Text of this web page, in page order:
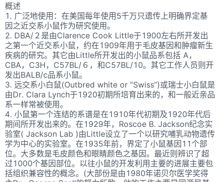
概述
1. 广泛地使用：在美国每年使用5千万只遗传上明确界定基
因之近交系小鼠作为研究使用。
2. DBA/２是由Clarence Cook Little于1900左右所开发出
之第一个近交系小鼠，约在1909年用于毛皮基因和肿瘤新生
疾病的研究。其它由Little所开发出的小鼠品系包括 A，
CBA，C3H，C57BL/６，和C57BL/10。其它工作人员则开
发出BALB/c品系小鼠。
3. 远交系小白鼠(Outbred white or ”Swiss”)或瑞士小白鼠是
由Dr. Clara Lynch于1920初期所培育出来的，和一般近亲品
系一样常被使用。
4. 小鼠第一个连结的系谱是在1910年代初期及1920年代后
期间所开发出来的。在1929年，Roscoe B. Jackson纪念实
验室( Jackson Lab )由Little设立了一个以研究哺乳动物遗传
学为中心的实验室。在1935年前，界定了小鼠基因11个部
位。大多数是毛皮颜色和眼睛颜色之基因。最近则辨识了超
过1000个基因部位。以往小鼠的开发利用主要的进展主要包
括组织兼容性的概念。(大部份是由1980年诺贝尔医学奖得